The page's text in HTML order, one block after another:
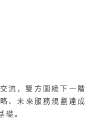
流，雙方圍繞下一階
、未來服務規劃達成
。